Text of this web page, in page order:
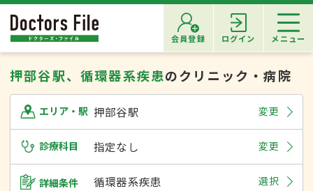
会員登録 ログイン メニュー
押部谷駅、循環器系疾患のクリニック・病院
エリア・駅 押部谷駅 変更
診療科目 指定なし 変更
詳細条件 循環器系疾患 選択